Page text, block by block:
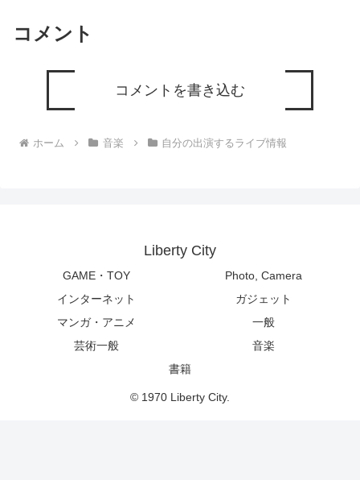
コメント
コメントを書き込む
ホーム 音楽 自分の出演するライブ情報
Liberty City
GAME・TOY
Photo, Camera
インターネット
ガジェット
マンガ・アニメ
一般
芸術一般
音楽
書籍
© 1970 Liberty City.